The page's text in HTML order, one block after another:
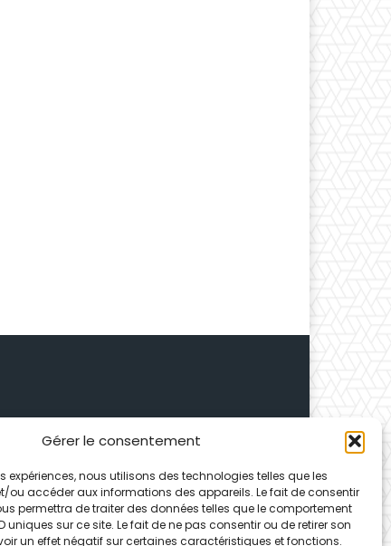
Gérer le consentement
expériences, nous utilisons des technologies telles que les
ou accéder aux informations des appareils. Le fait de consentir
permettra de traiter des données telles que le comportement
uniques sur ce site. Le fait de ne pas consentir ou de retirer son
un effet négatif sur certaines caractéristiques et fonctions.
1995, elle conçoit
partenaires.